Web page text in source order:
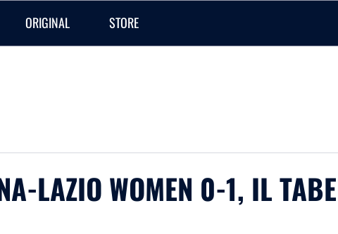
ORIGINAL STORE
LAZIO WOMEN 0-1, IL